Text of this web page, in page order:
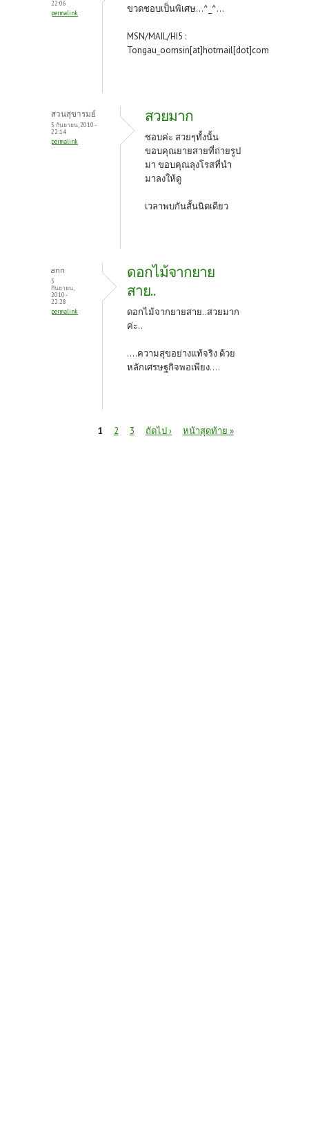
22:06
permalink
ขวดชอบเป็นพิเศษ...^_^...
MSN/MAIL/HI5 :
Tongau_oomsin[at]hotmail[dot]com
สวนสุขารมย์
5 กันยายน, 2010 -
22:14
permalink
สวยมาก
ชอบค่ะ สวยๆทั้งนั้น
ขอบคุณยายสายที่ถ่ายรูป
มา ขอบคุณลุงโรสที่นำ
มาลงให้ดู
เวลาพบกันสั้นนิดเดียว
ann
5
กันยายน,
2010 -
22:28
permalink
ดอกไม้จากยาย
สาย..
ดอกไม้จากยายสาย..สวยมาก
ค่ะ..
....ความสุขอย่างแท้จริง ด้วย
หลักเศรษฐกิจพอเพียง....
1 2 3 ถัดไป › หน้าสุดท้าย »